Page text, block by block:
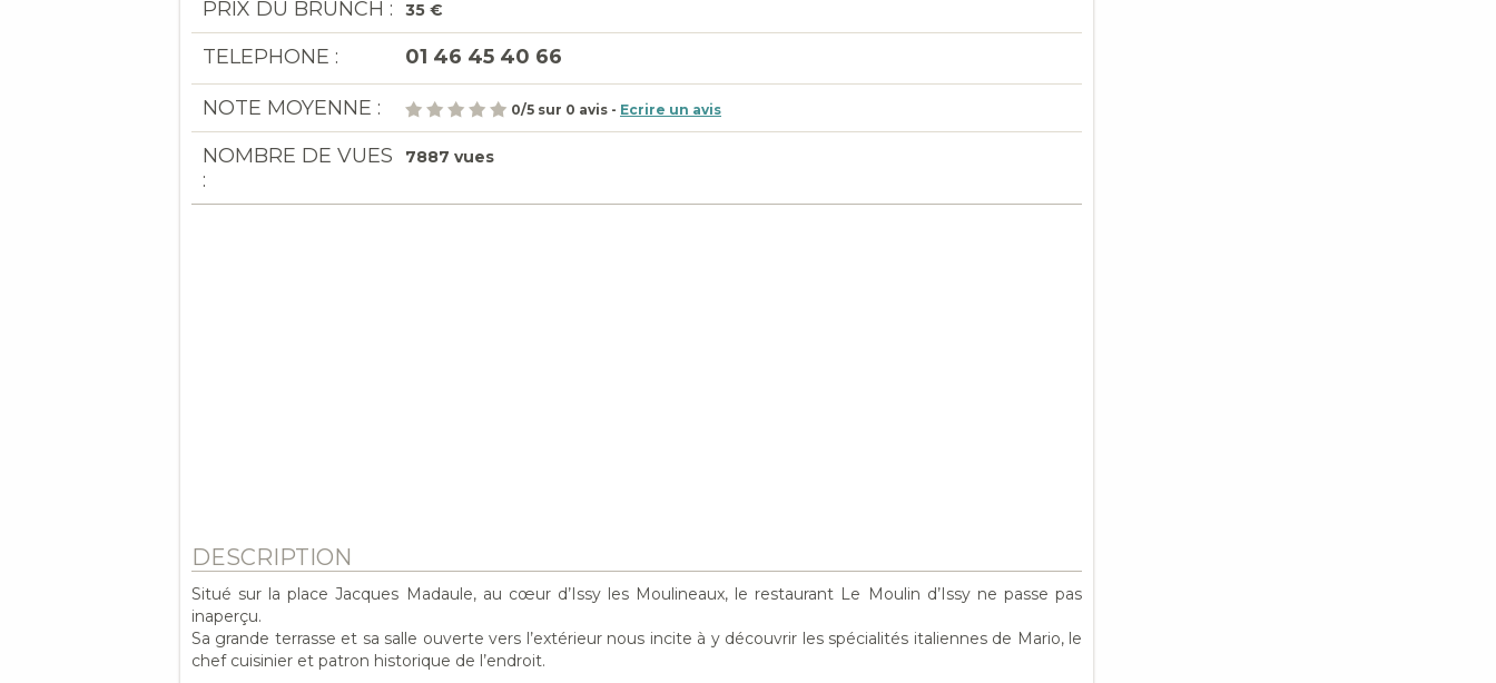
PRIX DU BRUNCH : 35 €
TELEPHONE : 01 46 45 40 66
NOTE MOYENNE : 0/5 sur 0 avis - Ecrire un avis
NOMBRE DE VUES
:
7887 vues
DESCRIPTION
Situé sur la place Jacques Madaule, au cœur d’Issy les Moulineaux, le restaurant Le Moulin d’Issy ne passe pas
inaperçu.
Sa grande terrasse et sa salle ouverte vers l’extérieur nous incite à y découvrir les spécialités italiennes de Mario, le
chef cuisinier et patron historique de l’endroit.